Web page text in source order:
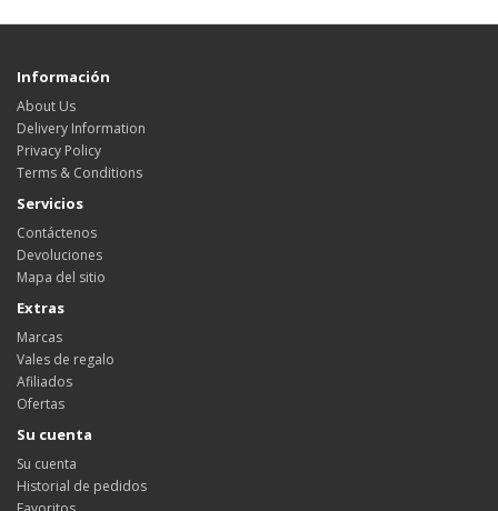
Información
About Us
Delivery Information
Privacy Policy
Terms & Conditions
Servicios
Contáctenos
Devoluciones
Mapa del sitio
Extras
Marcas
Vales de regalo
Afiliados
Ofertas
Su cuenta
Su cuenta
Historial de pedidos